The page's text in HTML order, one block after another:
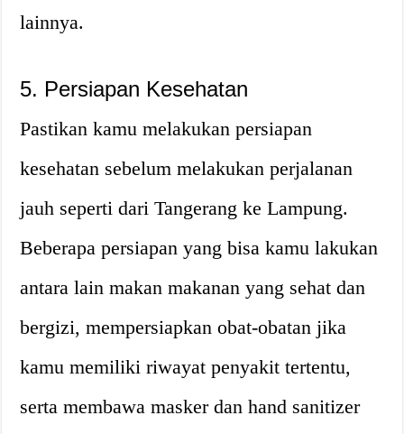
lainnya.
5. Persiapan Kesehatan
Pastikan kamu melakukan persiapan
kesehatan sebelum melakukan perjalanan
jauh seperti dari Tangerang ke Lampung.
Beberapa persiapan yang bisa kamu lakukan
antara lain makan makanan yang sehat dan
bergizi, mempersiapkan obat-obatan jika
kamu memiliki riwayat penyakit tertentu,
serta membawa masker dan hand sanitizer